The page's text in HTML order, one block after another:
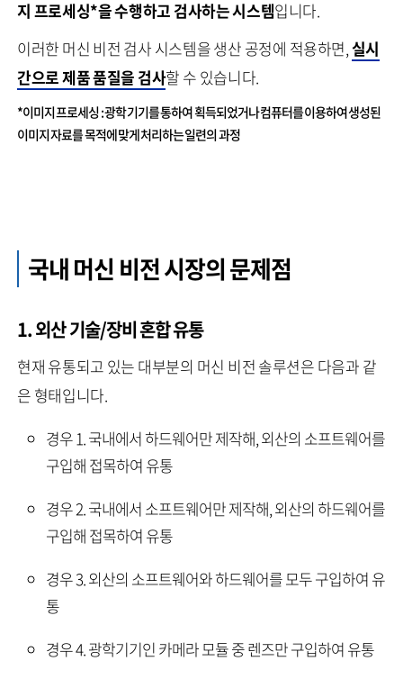
지 프로세싱*을 수행하고 검사하는 시스템입니다.
이러한 머신 비전 검사 시스템을 생산 공정에 적용하면, 실시
간으로 제품 품질을 검사할 수 있습니다.
*이미지 프로세싱 : 광학 기기를 통하여 획득되었거나 컴퓨터를 이용하여 생성된
이미지 자료를 목적에 맞게 처리하는 일련의 과정
국내 머신 비전 시장의 문제점
1. 외산 기술/장비 혼합 유통
현재 유통되고 있는 대부분의 머신 비전 솔루션은 다음과 같
은 형태입니다.
경우 1. 국내에서 하드웨어만 제작해, 외산의 소프트웨어를
구입해 접목하여 유통
경우 2. 국내에서 소프트웨어만 제작해, 외산의 하드웨어를
구입해 접목하여 유통
경우 3. 외산의 소프트웨어와 하드웨어를 모두 구입하여 유
통
경우 4. 광학기기인 카메라 모듈 중 렌즈만 구입하여 유통